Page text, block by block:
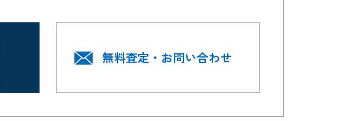
無料査定・お問い合わせ